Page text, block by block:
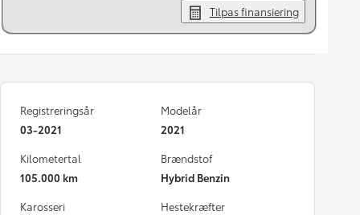
Tilpas finansiering
Registreringsår
03-2021
Modelår
2021
Kilometertal
105.000 km
Brændstof
Hybrid Benzin
Karosseri
Hestekræfter